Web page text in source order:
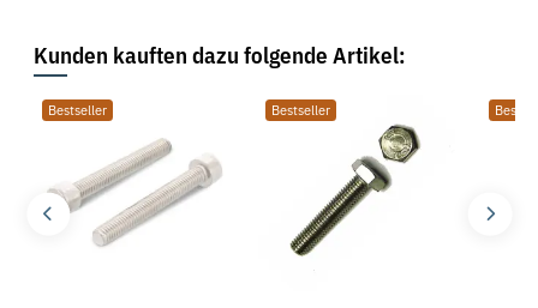
Kunden kauften dazu folgende Artikel:
Bestseller Bestseller